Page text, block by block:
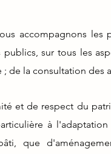
accompagnons les
sur tous les
de la consultation des
et de respect du
à
que